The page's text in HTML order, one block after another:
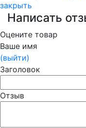
закрыть
Написать
Оцените товар
Ваше имя
(выйти)
Заголовок
Отзыв